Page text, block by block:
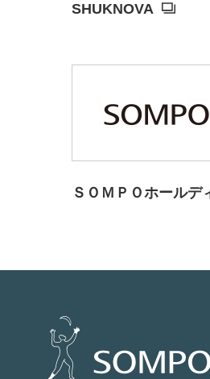
SHUKNOVA
ＳＯＭＰＯホールデ